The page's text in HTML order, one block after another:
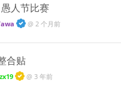
愚人节比赛
@ 2 个月前
合贴
@ 3 年前